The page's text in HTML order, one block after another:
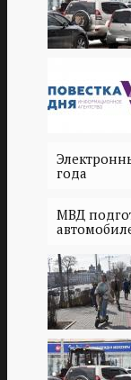
года
МВД